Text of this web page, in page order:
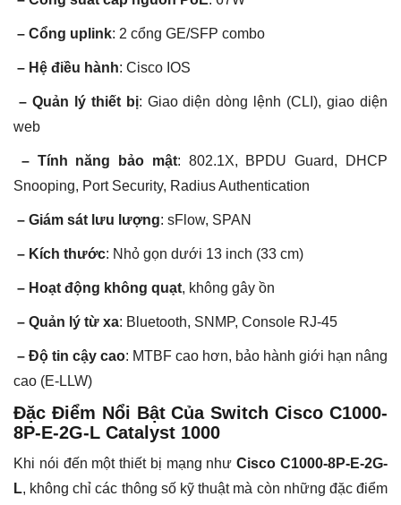
– Cổng uplink: 2 cổng GE/SFP combo
– Hệ điều hành: Cisco IOS
– Quản lý thiết bị: Giao diện dòng lệnh (CLI), giao diện
web
– Tính năng bảo mật: 802.1X, BPDU Guard, DHCP
Snooping, Port Security, Radius Authentication
– Giám sát lưu lượng: sFlow, SPAN
– Kích thước: Nhỏ gọn dưới 13 inch (33 cm)
– Hoạt động không quạt, không gây ồn
– Quản lý từ xa: Bluetooth, SNMP, Console RJ-45
– Độ tin cậy cao: MTBF cao hơn, bảo hành giới hạn nâng
cao (E-LLW)
Đặc Điểm Nổi Bật Của Switch Cisco C1000-
8P-E-2G-L Catalyst 1000
Khi nói đến một thiết bị mạng nhưCisco C1000-8P-E-2G-
L, không chỉ các thông số kỹ thuật mà còn những đặc điểm